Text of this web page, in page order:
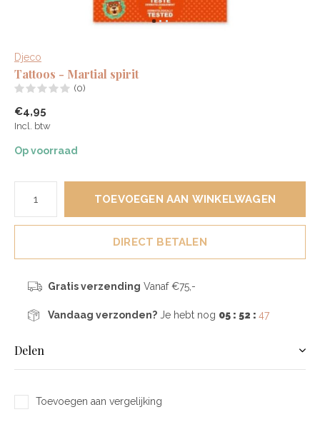
Djeco
Tattoos - Martial spirit
(0)
€4,95
Incl. btw
Op voorraad
TOEVOEGEN AAN WINKELWAGEN
DIRECT BETALEN
Gratis verzending Vanaf €75,-
Vandaag verzonden?Je hebt nog 05 : 52 : 47
Delen
Toevoegen aan vergelijking